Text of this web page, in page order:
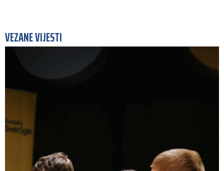
VEZANE VIJESTI